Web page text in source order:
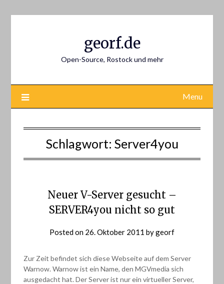
georf.de
Open-Source, Rostock und mehr
Menu
Schlagwort: Server4you
Neuer V-Server gesucht –
SERVER4you nicht so gut
Posted on 26. Oktober 2011 bygeorf
Zur Zeit befindet sich diese Webseite auf dem Server
Warnow. Warnow ist ein Name, den MGVmedia sich
ausgedacht hat. Der Server ist nur ein virtueller Server,